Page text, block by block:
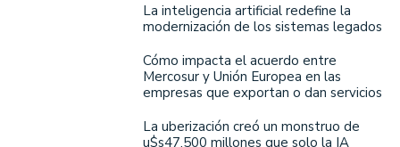
La inteligencia artificial redefine la
modernización de los sistemas legados
Cómo impacta el acuerdo entre
Mercosur y Unión Europea en las
empresas que exportan o dan servicios
La uberización creó un monstruo de
u$s47.500 millones que solo la IA